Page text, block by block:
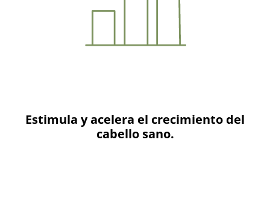
Estimula y acelera el crecimiento del
cabello sano.